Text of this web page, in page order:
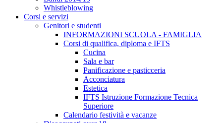
Whistleblowing
Corsi e servizi
Genitori e studenti
INFORMAZIONI SCUOLA - FAMIGLIA
Corsi di qualifica, diploma e IFTS
Cucina
Sala e bar
Panificazione e pasticceria
Acconciatura
Estetica
IFTS Istruzione Formazione Tecnica
Superiore
Calendario festività e vacanze